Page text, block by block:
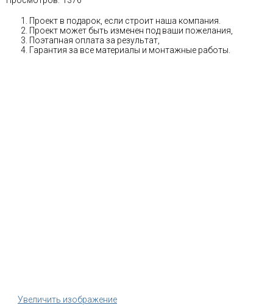
Проект в подарок, если строит наша компания.
Проект может быть изменен под ваши пожелания,
Поэтапная оплата за результат,
Гарантия за все материалы и монтажные работы.
Увеличить изображение